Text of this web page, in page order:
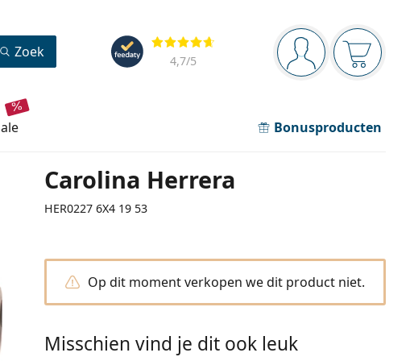
Navigatie
Je bent ingelogd
Jouw
Beoordelingen
4,7/5
Zoek
sale Bonusproducten
Carolina Herrera
HER0227 6X4 19 53
Op dit moment verkopen we dit product niet.
Misschien vind je dit ook leuk